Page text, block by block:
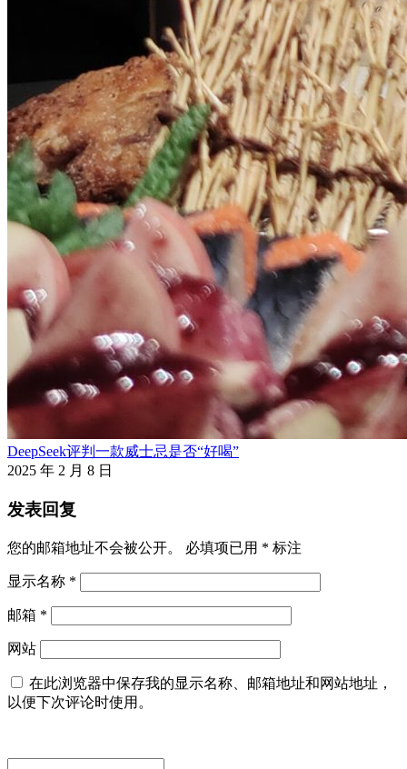
DeepSeek评判一款威士忌是否“好喝”
2025 年 2 月 8 日
发表回复
您的邮箱地址不会被公开。 必填项已用 * 标注
显示名称 *
邮箱 *
网站
在此浏览器中保存我的显示名称、邮箱地址和网站地址，
以便下次评论时使用。